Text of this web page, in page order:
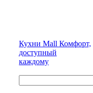
Кухни Mall Комфорт,
доступный
каждому